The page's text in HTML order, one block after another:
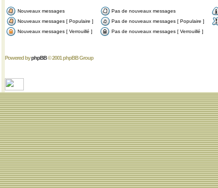
Nouveaux messages
Pas de nouveaux messages
Nouveaux messages [ Populaire ]
Pas de nouveaux messages [ Populaire ]
Nouveaux messages [ Verrouillé ]
Pas de nouveaux messages [ Verrouillé ]
Powered byphpBB© 2001 phpBB Group